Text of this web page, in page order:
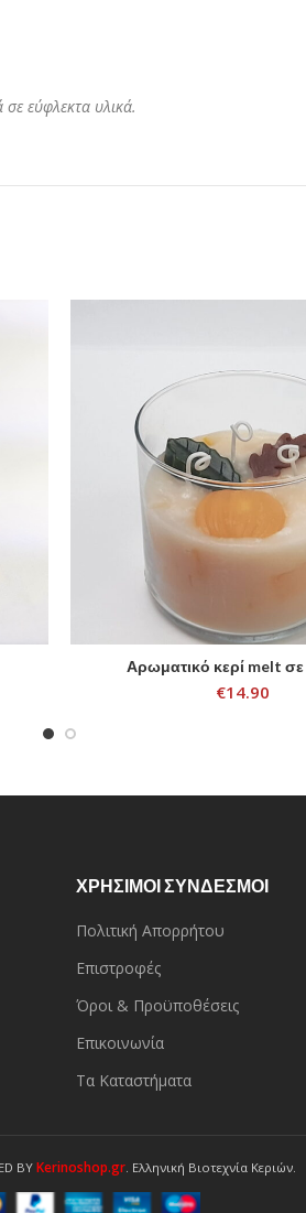
εύφλεκτα υλικά.
SELECT OPTIONS
Αρωματικό κερί melt σε
€14.90
ΧΡΗΣΙΜΟΙ ΣΥΝΔΕΣΜΟΙ
Πολιτική Απορρήτου
Επιστροφές
Όροι & Προϋποθέσεις
Επικοινωνία
Τα Καταστήματα
BY Kerinoshop.gr . Ελληνική Βιοτεχνία Κεριών.